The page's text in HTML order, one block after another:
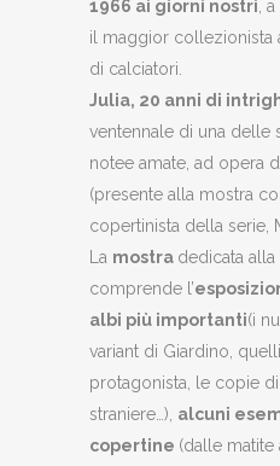
1966 ai giorni nostri ,
il maggior collezionista
di calciatori.
Julia, 20 anni di
ventennale di una delle
notee amate, ad opera
(presente alla mostra
copertinista della serie,
La mostra dedicata
comprende l’
albi più importanti(i
variant di Giardino,
protagonista, le copie
straniere…), alcuni
copertine (dalle matite